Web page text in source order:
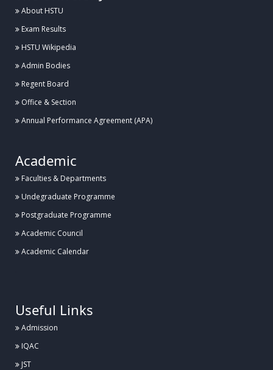
About HSTU
Exam Results
HSTU Wikipedia
Admin Bodies
Regent Board
Office & Section
Annual Performance Agreement (APA)
Academic
Faculties & Departments
Undegraduate Programme
Postgraduate Programme
Academic Council
Academic Calendar
Useful Links
Admission
IQAC
JST